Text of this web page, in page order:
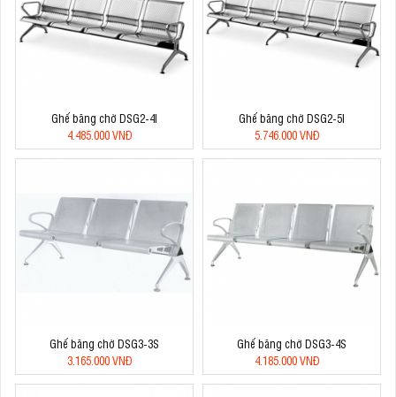
Ghế băng chờ DSG2-4I
4.485.000 VNĐ
Ghế băng chờ DSG2-5I
5.746.000 VNĐ
Ghế băng chờ DSG3-3S
3.165.000 VNĐ
Ghế băng chờ DSG3-4S
4.185.000 VNĐ